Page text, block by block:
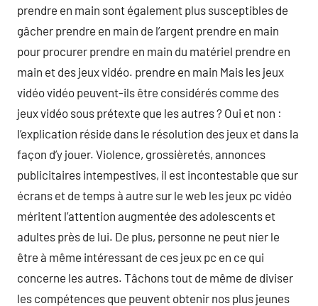
prendre en main sont également plus susceptibles de
gâcher prendre en main de l’argent prendre en main
pour procurer prendre en main du matériel prendre en
main et des jeux vidéo. prendre en main Mais les jeux
vidéo vidéo peuvent-ils être considérés comme des
jeux vidéo sous prétexte que les autres ? Oui et non :
l’explication réside dans le résolution des jeux et dans la
façon d’y jouer. Violence, grossièretés, annonces
publicitaires intempestives, il est incontestable que sur
écrans et de temps à autre sur le web les jeux pc vidéo
méritent l’attention augmentée des adolescents et
adultes près de lui. De plus, personne ne peut nier le
être à même intéressant de ces jeux pc en ce qui
concerne les autres. Tâchons tout de même de diviser
les compétences que peuvent obtenir nos plus jeunes